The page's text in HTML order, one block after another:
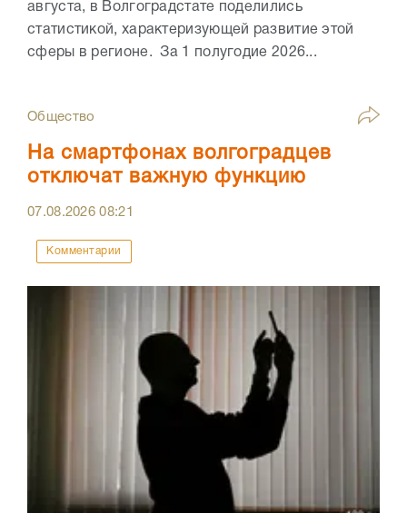
августа, в Волгоградстате поделились
статистикой, характеризующей развитие этой
сферы в регионе. За 1 полугодие 2026...
Общество
На смартфонах волгоградцев
отключат важную функцию
07.08.202608:21
Комментарии